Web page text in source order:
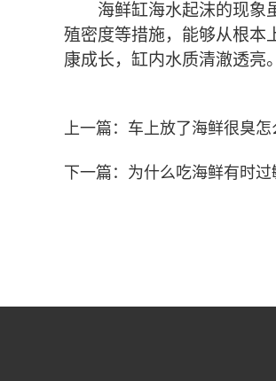
海鲜缸海水起沫的现象
殖密度等措施，能够从根本
康成长，缸内水质清澈透亮。
上一篇： 车上放了海鲜很臭怎
下一篇： 为什么吃海鲜有时